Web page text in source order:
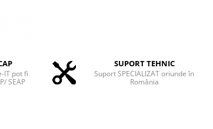
IT pot fi
SEAP
SUPORT TEHNIC
Suport SPECIALIZAT oriunde în
România